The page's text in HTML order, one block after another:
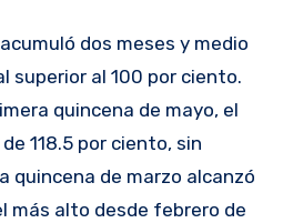
dos meses y medio
superior al 100 por ciento.
quincena de mayo, el
118.5 por ciento, sin
quincena de marzo alcanzó
más alto desde febrero de